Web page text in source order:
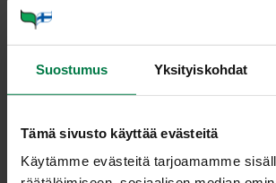
Suostumus Yksityiskohdat
Tämä sivusto käyttää evästeitä
Käytämme evästeitä tarjoamamme
0.5dl maustamatonta jogurttia
tl sokeria
Kuori selleri ja leikkaa ohuiksi